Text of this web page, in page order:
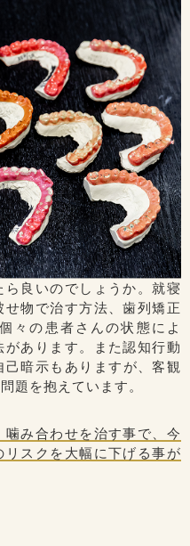
良いのでしょうか。就寝
物で治す方法、歯列矯正
々の患者さんの状態によ
あります。また認知行動
暗示もありますが、客観
題を抱えています。
み合わせを治す事で、今
スクを大幅に下げる事が